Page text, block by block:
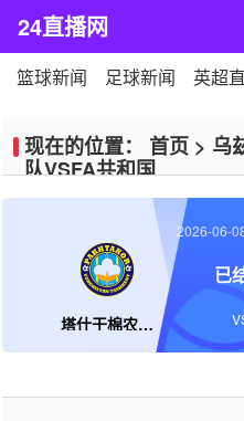
24直播网
篮球新闻 足球新闻 英超
现在的位置： 首页 > 乌
队VSFA共和国
塔什干棉农B队
2026-06-
已